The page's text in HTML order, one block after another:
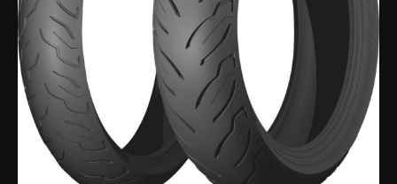
à
447.95$
Elite
AE2